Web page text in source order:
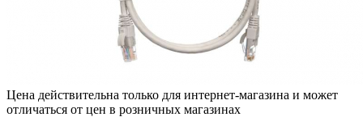
Цена действительна только для интернет-магазина и может
отличаться от цен в розничных магазинах